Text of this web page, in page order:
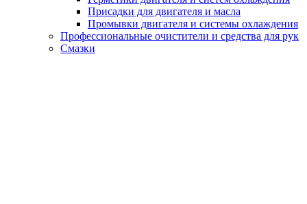
Присадки для двигателя и масла
Промывки двигателя и системы охлаждения
Профессиональные очистители и средства для рук
Смазки